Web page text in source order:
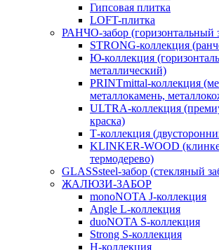
Гипсовая плитка
LOFT-плитка
РАНЧО-забор (горизонтальный
STRONG-коллекция
Ю-коллекция
металлический)
PRINTmittal-коллекция
металлокамень,
ULTRA-коллекция
краска)
Т-коллекция
KLINKER-WOOD
термодерево)
GLASSsteel-забор (стекляный
ЖАЛЮЗИ-ЗАБОР
monoNOTA J-коллекция
Angle L-коллекция
duoNOTA S-коллекция
Strong S-коллекция
H-коллекция